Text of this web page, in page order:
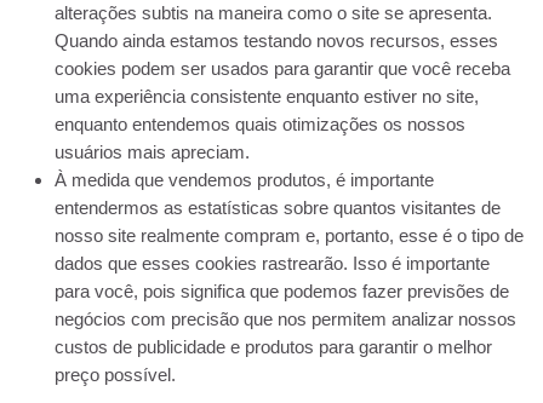
alterações subtis na maneira como o site se apresenta.
Quando ainda estamos testando novos recursos, esses
cookies podem ser usados ​​para garantir que você receba
uma experiência consistente enquanto estiver no site,
enquanto entendemos quais otimizações os nossos
usuários mais apreciam.
À medida que vendemos produtos, é importante
entendermos as estatísticas sobre quantos visitantes de
nosso site realmente compram e, portanto, esse é o tipo de
dados que esses cookies rastrearão. Isso é importante
para você, pois significa que podemos fazer previsões de
negócios com precisão que nos permitem analizar nossos
custos de publicidade e produtos para garantir o melhor
preço possível.